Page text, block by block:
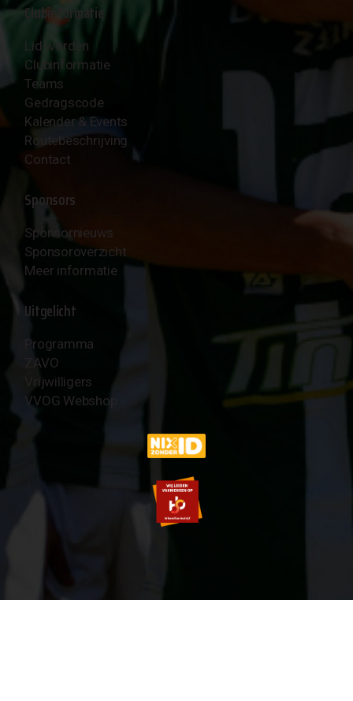
Clubinformatie
Lid worden
Clubinformatie
Teams
Gedragscode
Kalender & Events
Routebeschrijving
Contact
Sponsors
Sponsornieuws
Sponsoroverzicht
Meer informatie
Uitgelicht
Programma
ZAVO
Vrijwilligers
VVOG Webshop